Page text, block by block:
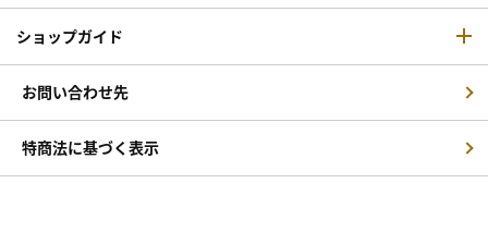
ショップガイド
お問い合わせ先
特商法に基づく表示